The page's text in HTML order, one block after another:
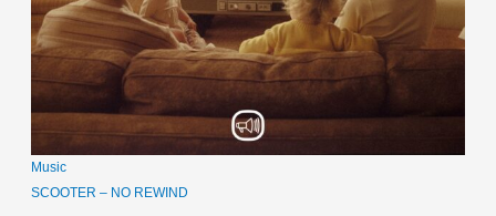
Music
SCOOTER – NO REWIND